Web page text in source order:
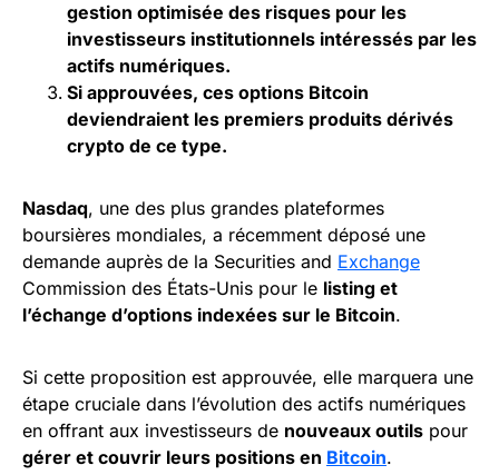
gestion optimisée des risques pour les
investisseurs institutionnels intéressés par les
actifs numériques.
Si approuvées, ces options Bitcoin
deviendraient les premiers produits dérivés
crypto de ce type.
Nasdaq, une des plus grandes plateformes
boursières mondiales, a récemment déposé une
demande auprès de la Securities and Exchange
Commission des États-Unis pour le listing et
l’échange d’options indexées sur le Bitcoin.
Si cette proposition est approuvée, elle marquera une
étape cruciale dans l’évolution des actifs numériques
en offrant aux investisseurs de nouveaux outils pour
gérer et couvrir leurs positions en Bitcoin.